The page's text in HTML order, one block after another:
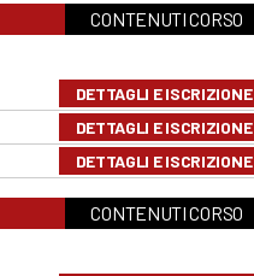
CONTENUTI CORSO
DETTAGLI E ISCRIZIONE
DETTAGLI E ISCRIZIONE
DETTAGLI E ISCRIZIONE
CONTENUTI CORSO